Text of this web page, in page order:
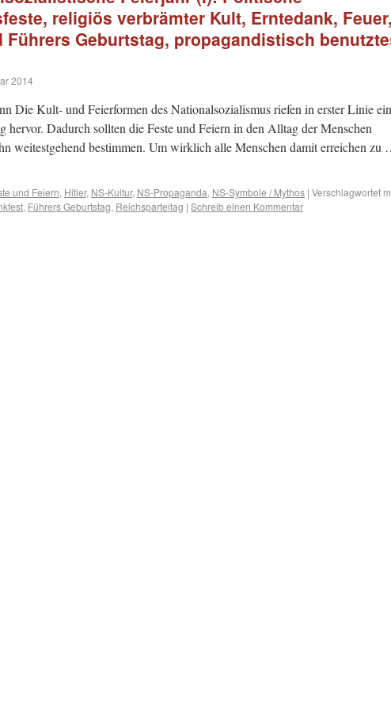
religiös verbrämter Kult, Erntedank, Feuer,
Führers Geburtstag, propagandistisch
2014
Die Kult- und Feierformen des Nationalsozialismus riefen in erster Linie
hervor. Dadurch sollten die Feste und Feiern in den Alltag der Menschen
weitestgehend bestimmen. Um wirklich alle Menschen damit erreichen zu
und Feiern, Hitler, NS-Kultur, NS-Propaganda, NS-Symbole / Mythos | Verschlagwortet
, Führers Geburtstag, Reichsparteitag | Schreib einen Kommentar